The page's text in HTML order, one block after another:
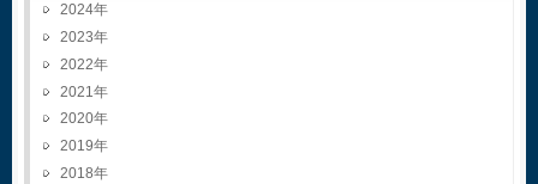
2024
2023
2022
2021
2020
2019
2018